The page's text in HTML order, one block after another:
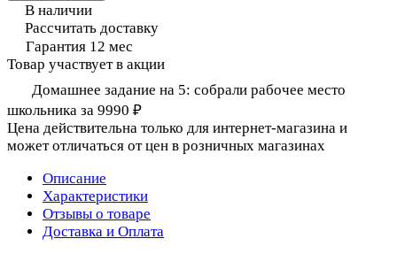
В наличии
Рассчитать доставку
Гарантия 12 мес
Товар участвует в акции
Домашнее задание на 5: собрали рабочее место
школьника за 9990 ₽
Цена действительна только для интернет-магазина и
может отличаться от цен в розничных магазинах
Описание
Характеристики
Отзывы о товаре
Доставка и Оплата